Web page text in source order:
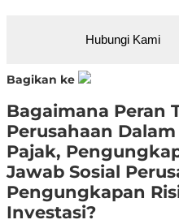
Hubungi Kami
Bagikan ke
Bagaimana Peran
Perusahaan
Pajak,
Jawab Sosial
Pengungkapan
Investasi?